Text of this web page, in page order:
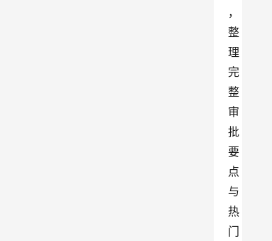
，
整
理
完
整
审
批
要
点
与
热
门